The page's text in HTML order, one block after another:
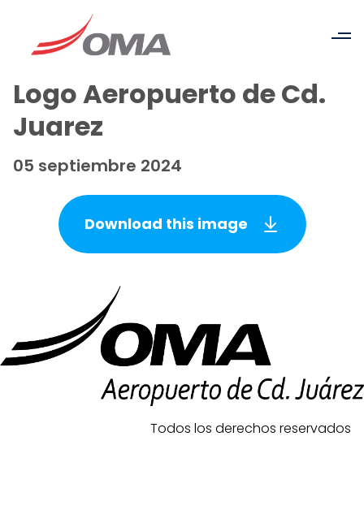
Logo Aeropuerto de Cd.
Juarez
05 septiembre 2024
Download this image
Todos los derechos reservados